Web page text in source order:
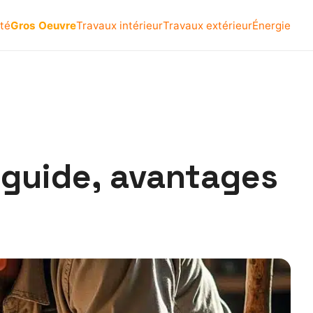
Gros OeuvreTravaux intérieurTravaux extérieurÉnergie
avantages